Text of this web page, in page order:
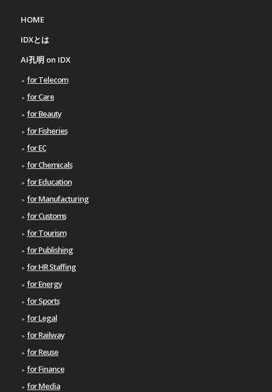
HOME
IDXとは
AI孔明 on IDX
for Telecom
for Care
for Beauty
for Fisheries
for EC
for Chemicals
for Education
for Manufacturing
for Customs
for Tourism
for Publishing
for HR Staffing
for Energy
for Sports
for Legal
for Railway
for Reuse
for Finance
for Media